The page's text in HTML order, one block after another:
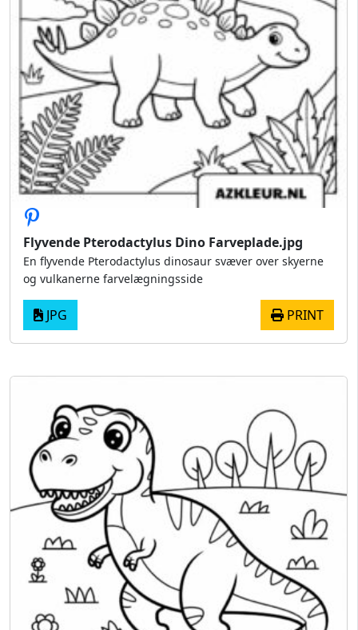
Flyvende Pterodactylus Dino Farveplade.jpg
En flyvende Pterodactylus dinosaur svæver over skyerne
og vulkanerne farvelægningsside
JPG PRINT